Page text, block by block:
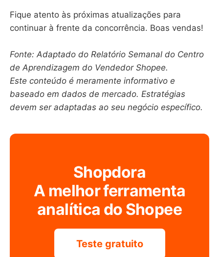
Fique atento às próximas atualizações para
continuar à frente da concorrência. Boas vendas!
Fonte: Adaptado do Relatório Semanal do Centro
de Aprendizagem do Vendedor Shopee.
Este conteúdo é meramente informativo e
baseado em dados de mercado. Estratégias
devem ser adaptadas ao seu negócio específico.
Shopdora
A melhor ferramenta
analítica do Shopee
Teste gratuito